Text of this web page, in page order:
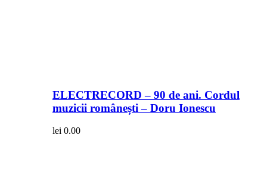
ELECTRECORD – 90 de ani. Cordul
muzicii românești – Doru Ionescu
lei 0.00